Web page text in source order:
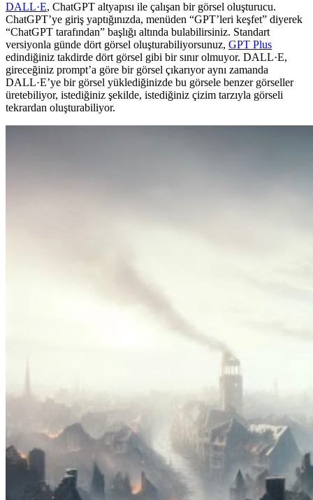
DALL·E, ChatGPT altyapısı ile çalışan bir görsel oluşturucu.
ChatGPT’ye giriş yaptığınızda, menüden “GPT’leri keşfet” diyerek
“ChatGPT tarafından” başlığı altında bulabilirsiniz. Standart
versiyonla günde dört görsel oluşturabiliyorsunuz, GPT Plus
edindiğiniz takdirde dört görsel gibi bir sınır olmuyor. DALL·E,
gireceğiniz prompt’a göre bir görsel çıkarıyor aynı zamanda
DALL·E’ye bir görsel yüklediğinizde bu görsele benzer görseller
üretebiliyor, istediğiniz şekilde, istediğiniz çizim tarzıyla görseli
tekrardan oluşturabiliyor.